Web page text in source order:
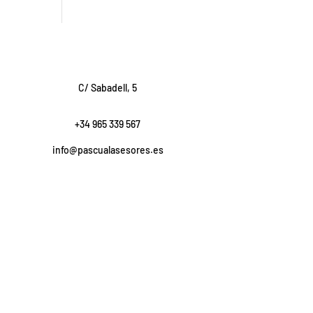
C/ Sabadell, 5
+34 965 339 567
info@pascualasesores.es